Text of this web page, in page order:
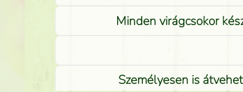
Minden virágcsokor
Személyesen is